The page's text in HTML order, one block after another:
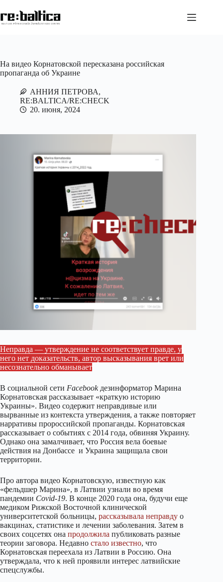
к
сути
На видео Корнатовской пересказана российская
пропаганда об Украине
АННИЯ ПЕТРОВА,
RE:BALTICA/RE:CHECK
20. июня, 2024
Неправда — утверждение не соответствует правде, у
него нет доказательств, автор высказывания врет или
несознательно обманывает
В социальной сети Facebookдезинформатор Марина
Корнатовская рассказывает «краткую историю
Украины». Видео содержит неправдивые или
вырванные из контекста утверждения, а также повторяет
нарративы пророссийской пропаганды. Корнатовская
рассказывает о событиях с 2014 года, обвиняя Украину.
Однако она замалчивает, что Россия вела боевые
действия на Донбассе и Украина защищала свои
территории.
Про автора видео Корнатовскую, известную как
«фельдшер Марина», в Латвии узнали во время
пандемии Covid-19. В конце 2020 года она, будучи еще
медиком Рижской Восточной клинической
университетской больницы, рассказывала неправду о
вакцинах, статистике и лечении заболевания. Затем в
своих соцсетях она продолжила публиковать разные
теории заговора. Недавно стало известно, что
Корнатовская переехала из Латвии в Россию. Она
утверждала, что к ней проявили интерес латвийские
спецслужбы.